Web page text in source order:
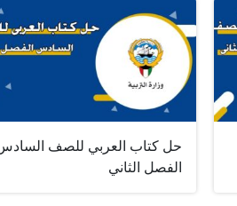
حل كتاب العربي للصف
الفصل الثاني